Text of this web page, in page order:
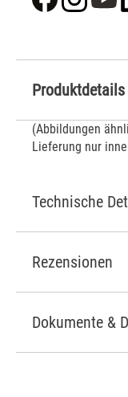
Produktdetails
(Abbildungen
Lieferung nur
Technische
Rezensionen
Dokumente &